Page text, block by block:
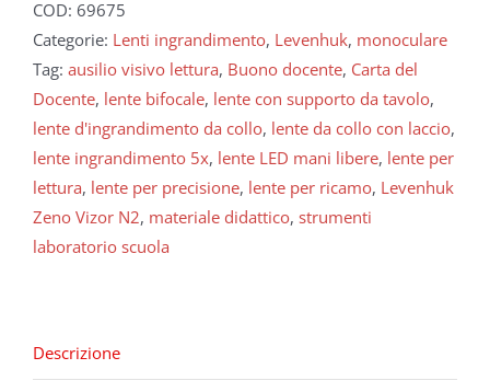
COD: 69675
Categorie: Lenti ingrandimento, Levenhuk, monoculare
Tag: ausilio visivo lettura, Buono docente, Carta del
Docente, lente bifocale, lente con supporto da tavolo,
lente d'ingrandimento da collo, lente da collo con laccio,
lente ingrandimento 5x, lente LED mani libere, lente per
lettura, lente per precisione, lente per ricamo, Levenhuk
Zeno Vizor N2, materiale didattico, strumenti
laboratorio scuola
Descrizione